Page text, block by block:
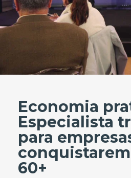
Economia
Especialista
para
60+